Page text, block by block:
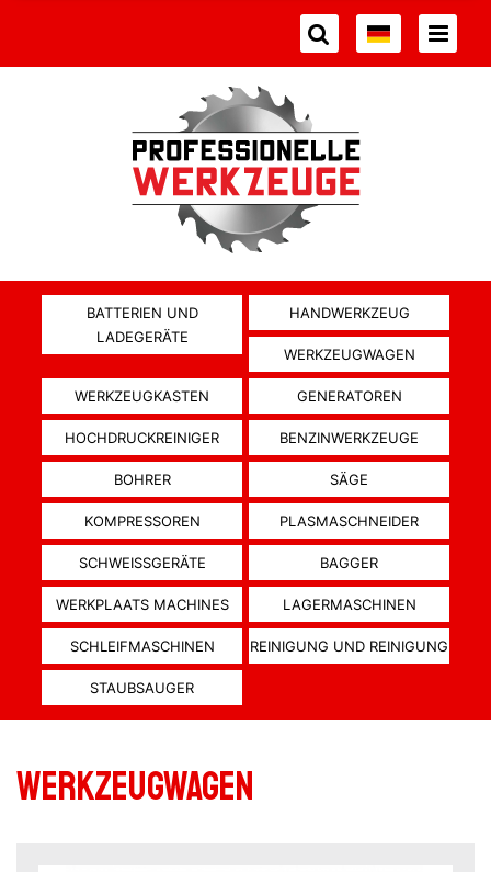
BATTERIEN UND
LADEGERÄTE
HANDWERKZEUG
WERKZEUGWAGEN
WERKZEUGKASTEN GENERATOREN
HOCHDRUCKREINIGER BENZINWERKZEUGE
BOHRER SÄGE
KOMPRESSOREN PLASMASCHNEIDER
SCHWEISSGERÄTE BAGGER
WERKPLAATS MACHINES LAGERMASCHINEN
SCHLEIFMASCHINEN REINIGUNG UND REINIGUNG
STAUBSAUGER
Werkzeugwagen